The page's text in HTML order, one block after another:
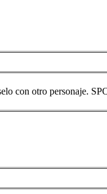
con otro personaje.